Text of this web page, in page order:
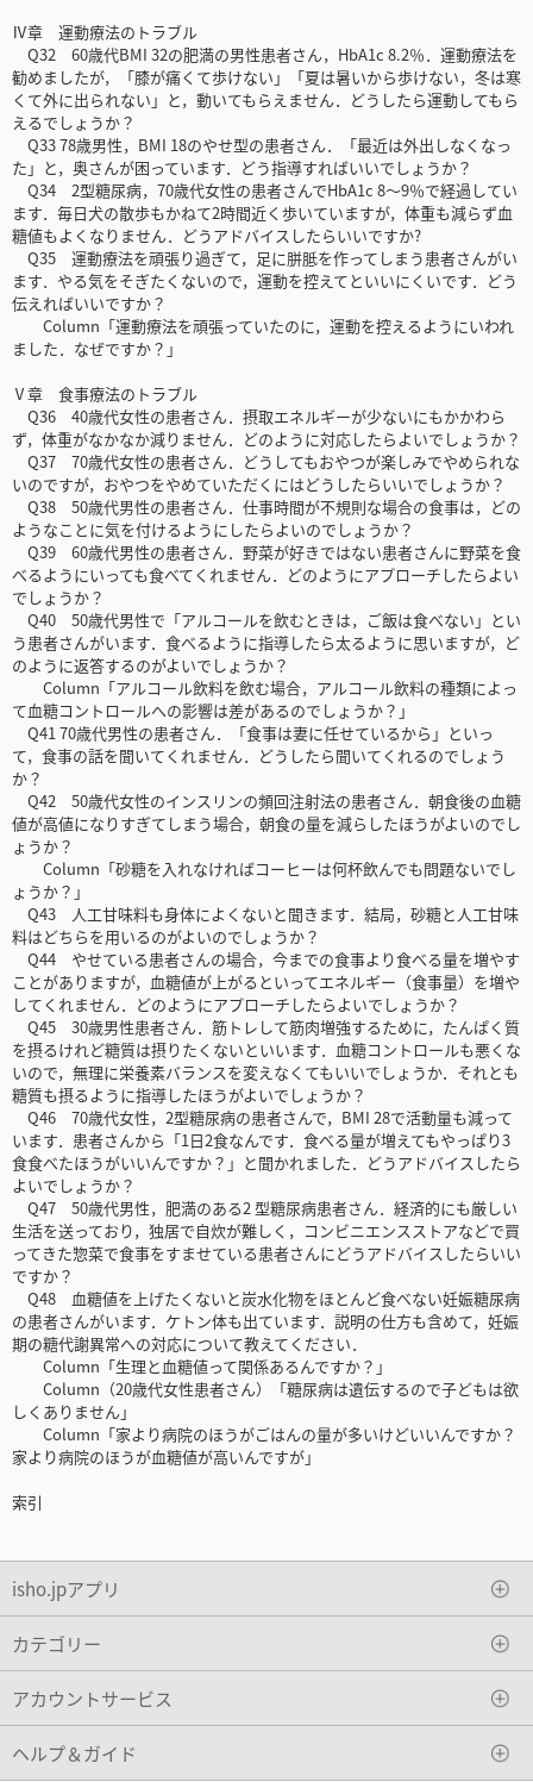
Ⅳ章 運動療法のトラブル
Q32 60歳代BMI 32の肥満の男性患者さん，HbA1c 8.2％．運動療法を
勧めましたが，「膝が痛くて歩けない」「夏は暑いから歩けない，冬は寒
くて外に出られない」と，動いてもらえません．どうしたら運動してもら
えるでしょうか？
Q33 78歳男性，BMI 18のやせ型の患者さん．「最近は外出しなくなっ
た」と，奥さんが困っています．どう指導すればいいでしょうか？
Q34 2型糖尿病，70歳代女性の患者さんでHbA1c 8～9％で経過してい
ます．毎日犬の散歩もかねて2時間近く歩いていますが，体重も減らず血
糖値もよくなりません．どうアドバイスしたらいいですか?
Q35 運動療法を頑張り過ぎて，足に胼胝を作ってしまう患者さんがい
ます．やる気をそぎたくないので，運動を控えてといいにくいです．どう
伝えればいいですか？
Column「運動療法を頑張っていたのに，運動を控えるようにいわれ
ました．なぜですか？」
Ⅴ章 食事療法のトラブル
Q36 40歳代女性の患者さん．摂取エネルギーが少ないにもかかわら
ず，体重がなかなか減りません．どのように対応したらよいでしょうか？
Q37 70歳代女性の患者さん．どうしてもおやつが楽しみでやめられな
いのですが，おやつをやめていただくにはどうしたらいいでしょうか？
Q38 50歳代男性の患者さん．仕事時間が不規則な場合の食事は，どの
ようなことに気を付けるようにしたらよいのでしょうか？
Q39 60歳代男性の患者さん．野菜が好きではない患者さんに野菜を食
べるようにいっても食べてくれません．どのようにアプローチしたらよい
でしょうか？
Q40 50歳代男性で「アルコールを飲むときは，ご飯は食べない」とい
う患者さんがいます．食べるように指導したら太るように思いますが，ど
のように返答するのがよいでしょうか？
Column「アルコール飲料を飲む場合，アルコール飲料の種類によっ
て血糖コントロールへの影響は差があるのでしょうか？」
Q41 70歳代男性の患者さん．「食事は妻に任せているから」といっ
て，食事の話を聞いてくれません．どうしたら聞いてくれるのでしょう
か？
Q42 50歳代女性のインスリンの頻回注射法の患者さん．朝食後の血糖
値が高値になりすぎてしまう場合，朝食の量を減らしたほうがよいのでし
ょうか？
Column「砂糖を入れなければコーヒーは何杯飲んでも問題ないでし
ょうか？」
Q43 人工甘味料も身体によくないと聞きます．結局，砂糖と人工甘味
料はどちらを用いるのがよいのでしょうか？
Q44 やせている患者さんの場合，今までの食事より食べる量を増やす
ことがありますが，血糖値が上がるといってエネルギー（食事量）を増や
してくれません．どのようにアプローチしたらよいでしょうか？
Q45 30歳男性患者さん．筋トレして筋肉増強するために，たんぱく質
を摂るけれど糖質は摂りたくないといいます．血糖コントロールも悪くな
いので，無理に栄養素バランスを変えなくてもいいでしょうか．それとも
糖質も摂るように指導したほうがよいでしょうか？
Q46 70歳代女性，2型糖尿病の患者さんで，BMI 28で活動量も減って
います．患者さんから「1日2食なんです．食べる量が増えてもやっぱり3
食食べたほうがいいんですか？」と聞かれました．どうアドバイスしたら
よいでしょうか？
Q47 50歳代男性，肥満のある2 型糖尿病患者さん．経済的にも厳しい
生活を送っており，独居で自炊が難しく，コンビニエンスストアなどで買
ってきた惣菜で食事をすませている患者さんにどうアドバイスしたらいい
ですか？
Q48 血糖値を上げたくないと炭水化物をほとんど食べない妊娠糖尿病
の患者さんがいます．ケトン体も出ています．説明の仕方も含めて，妊娠
期の糖代謝異常への対応について教えてください．
Column「生理と血糖値って関係あるんですか？」
Column（20歳代女性患者さん）「糖尿病は遺伝するので子どもは欲
しくありません」
Column「家より病院のほうがごはんの量が多いけどいいんですか？
家より病院のほうが血糖値が高いんですが」
索引
isho.jpアプリ
カテゴリー
アカウントサービス
ヘルプ＆ガイド